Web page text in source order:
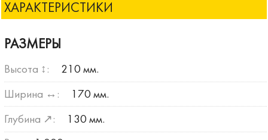
ХАРАКТЕРИСТИКИ
РАЗМЕРЫ
Высота ↕: 210 мм.
Ширина ↔: 170 мм.
Глубина ↗: 130 мм.